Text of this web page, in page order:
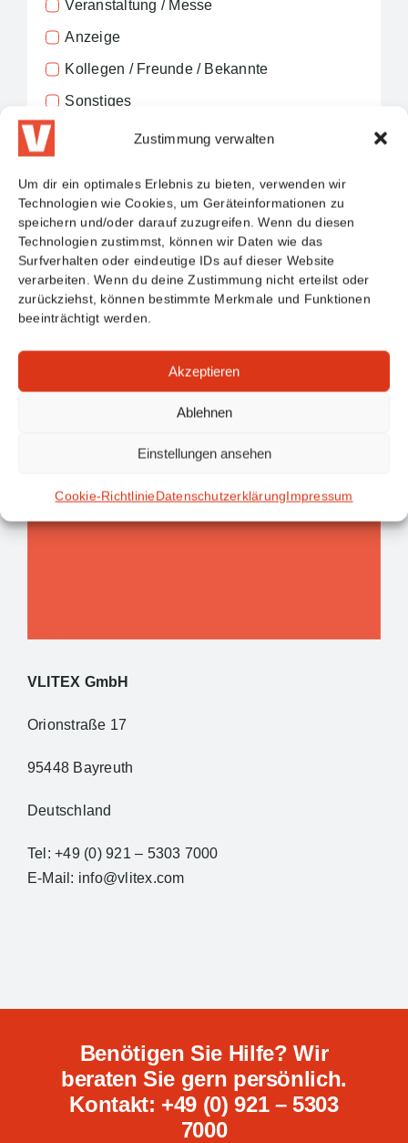
Zustimmung verwalten
Um dir ein optimales Erlebnis zu bieten, verwenden wir
Technologien wie Cookies, um Geräteinformationen zu
speichern und/oder darauf zuzugreifen. Wenn du diesen
Technologien zustimmst, können wir Daten wie das
Surfverhalten oder eindeutige IDs auf dieser Website
verarbeiten. Wenn du deine Zustimmung nicht erteilst oder
zurückziehst, können bestimmte Merkmale und Funktionen
beeinträchtigt werden.
Akzeptieren
Ablehnen
Einstellungen ansehen
Cookie-RichtlinieDatenschutzerklärungImpressum
Veranstaltung / Messe
Anzeige
Kollegen / Freunde / Bekannte
Sonstiges
Daten zu.
Formular absenden!
VLITEX GmbH
Orionstraße 17
95448 Bayreuth
Deutschland
Tel: +49 (0) 921 – 5303 7000
E-Mail: info@vlitex.com
Benötigen Sie Hilfe? Wir
beraten Sie gern persönlich.
Kontakt: +49 (0) 921 – 5303
7000